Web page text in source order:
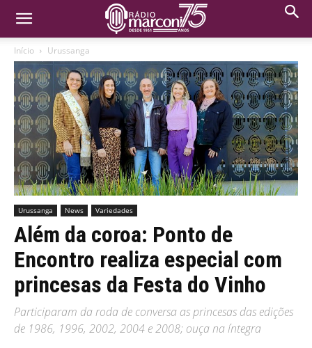
Início Urussanga
Urussanga News Variedades
Além da coroa: Ponto de
Encontro realiza especial com
princesas da Festa do Vinho
Participaram da roda de conversa as princesas das edições
de 1986, 1996, 2002, 2004 e 2008; ouça na íntegra